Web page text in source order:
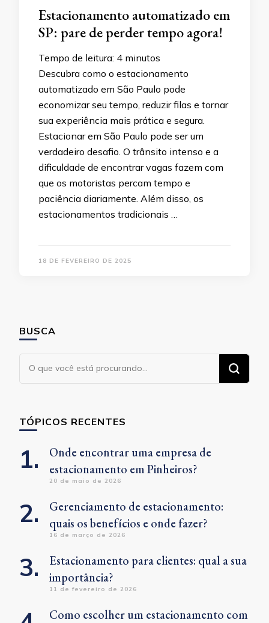
Estacionamento automatizado em
SP: pare de perder tempo agora!
Tempo de leitura: 4 minutos
Descubra como o estacionamento
automatizado em São Paulo pode
economizar seu tempo, reduzir filas e tornar
sua experiência mais prática e segura.
Estacionar em São Paulo pode ser um
verdadeiro desafio. O trânsito intenso e a
dificuldade de encontrar vagas fazem com
que os motoristas percam tempo e
paciência diariamente. Além disso, os
estacionamentos tradicionais …
18 DE FEVEREIRO DE 2025
BUSCA
Procurando
TÓPICOS RECENTES
Onde encontrar uma empresa de
estacionamento em Pinheiros?
20 de maio de 2026
Gerenciamento de estacionamento:
quais os benefícios e onde fazer?
16 de março de 2026
Estacionamento para clientes: qual a sua
importância?
11 de fevereiro de 2026
Como escolher um estacionamento com